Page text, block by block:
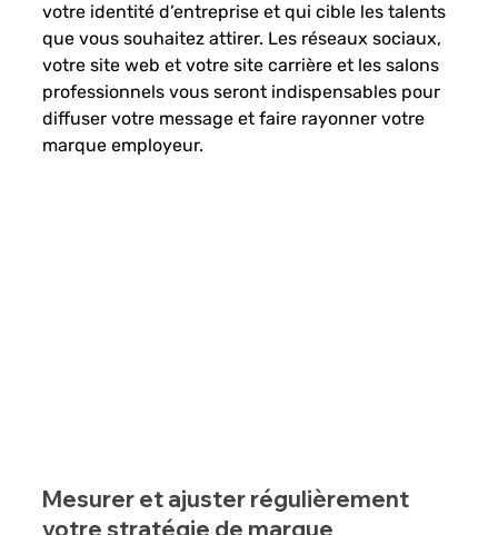
votre identité d’entreprise et qui cible les talents
que vous souhaitez attirer. Les réseaux sociaux,
votre site web et votre site carrière et les salons
professionnels vous seront indispensables pour
diffuser votre message et faire rayonner votre
marque employeur.
Mesurer et ajuster régulièrement
votre stratégie de marque